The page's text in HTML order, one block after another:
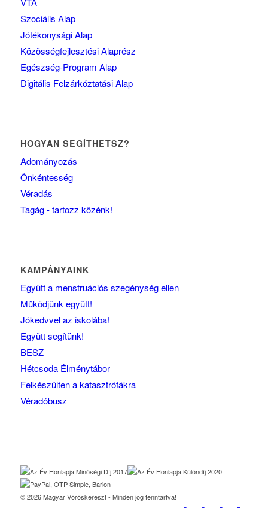
Szociális Alap
Jótékonysági Alap
Közösségfejlesztési Alaprész
Egészség-Program Alap
Digitális Felzárkóztatási Alap
HOGYAN SEGÍTHETSZ?
Adományozás
Önkéntesség
Véradás
Tagág - tartozz közénk!
KAMPÁNYAINK
Együtt a menstruációs szegénység ellen
Működjünk együtt!
Jókedvvel az iskolába!
Együtt segítünk!
BESZ
Hétcsoda Élménytábor
Felkészülten a katasztrófákra
Véradóbusz
© 2026 Magyar Vöröskereszt - Minden jog fenntartva!